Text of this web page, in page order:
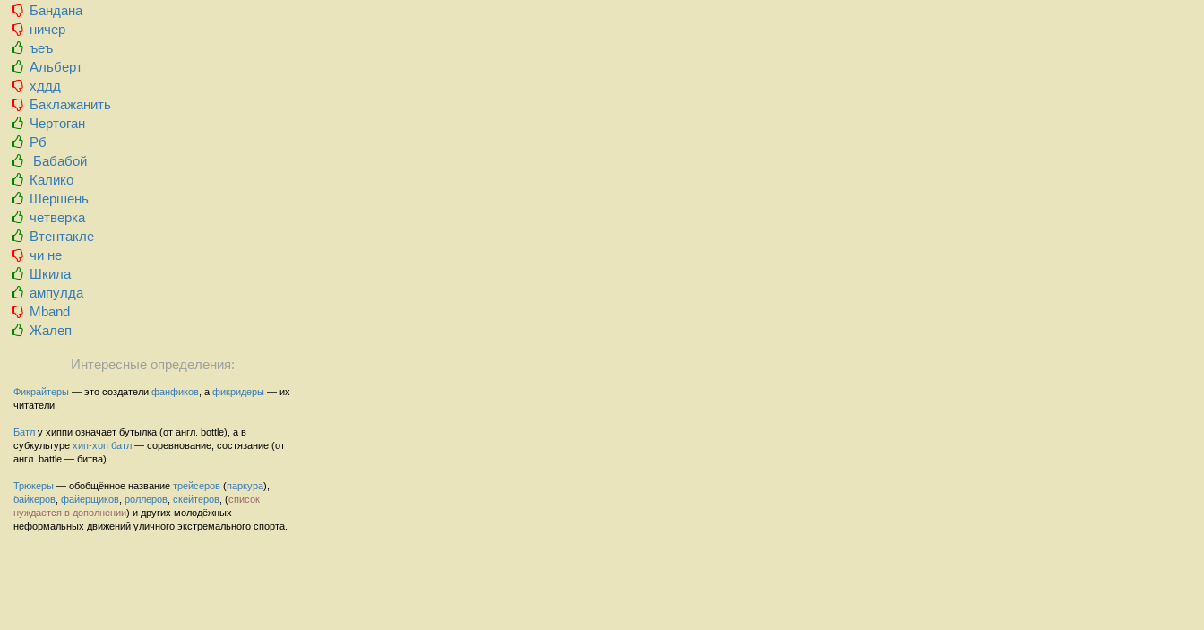
Бандана
ничер
ъеъ
Альберт
хддд
Баклажанить
Чертоган
Рб
Бабабой
Калико
Шершень
четверка
Втентакле
чи не
Шкила
ампулда
Mband
Жалеп
Интересные определения:
Фикрайтеры — это создатели фанфиков , а фикридеры — их
читатели.
Батл у хиппи означает бутылка (от англ. bottle), а в
субкультуре хип-хоп батл — соревнование, состязание (от
англ. battle — битва).
Трюкеры — обобщённое название трейсеров (паркура),
байкеров файерщиков роллеров скейтеров , (список
нуждается в дополнении) и других молодёжных
неформальных движений уличного экстремального спорта.